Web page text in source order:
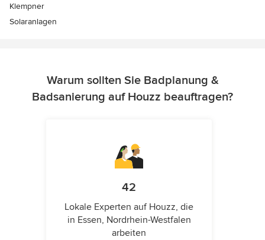
Klempner
Solaranlagen
Warum sollten Sie Badplanung &
Badsanierung auf Houzz beauftragen?
42
Lokale Experten auf Houzz, die
in Essen, Nordrhein-Westfalen
arbeiten